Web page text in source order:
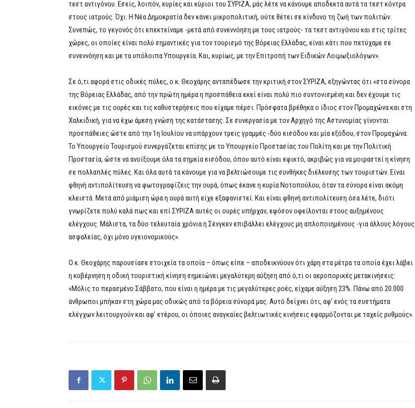
τεστ αντιγόνου. Εσείς, λοιπόν, κυρίες και κύριοι του ΣΥΡΙΖΑ, μάς λέτε να κάνουμε αποδεκτά αυτά τα τεστ κόντρα
στους ιατρούς. Όχι. Η Νέα Δημοκρατία δεν κάνει μικροπολιτική, ούτε θέτει σε κίνδυνο τη ζωή των πολιτών.
Συνεπώς, το γεγονός ότι επεκτείναμε -μετά από συνεννόηση με τους ιατρούς- τα τεστ αντιγόνου και στις τρίτες
χώρες, οι οποίες είναι πολύ σημαντικές για τον τουρισμό της Βόρειας Ελλάδας, είναι κάτι που πετύχαμε σε
συνεννόηση και με τα υπόλοιπα Υπουργεία. Και, κυρίως, με την Επιτροπή των Ειδικών Λοιμωξιολόγων».
Σε ό,τι αφορά στις οδικές πύλες, ο κ. Θεοχάρης ανταπέδωσε την κριτική στον ΣΥΡΙΖΑ, εξηγώντας ότι «στα σύνορα
της Βόρειας Ελλάδας, από την πρώτη ημέρα η προσπάθεια εκεί είναι πολύ πιο συντονισμένη και δεν έχουμε τις
εικόνες με τις ουρές και τις καθυστερήσεις που είχαμε πέρσι. Πρόσφατα βρέθηκα ο ίδιος στον Προμαχώνα και στη
Χαλκιδική, για να έχω άμεση γνώση της κατάστασης. Σε συνεργασία με τον Αρχηγό της Αστυνομίας γίνονται
προσπάθειες ώστε από την 1η Ιουλίου να υπάρχουν τρεις γραμμές -δύο εισόδου και μία εξόδου, στον Προμαχώνα.
Το Υπουργείο Τουρισμού συνεργάζεται επίσης με το Υπουργείο Προστασίας του Πολίτη και με την Πολιτική
Προστασία, ώστε να ανοίξουμε όλα τα σημεία εισόδου, όπου αυτό είναι εφικτό, ακριβώς για να μοιραστεί η κίνηση
σε πολλαπλές πύλες. Και όλα αυτά τα κάνουμε για να βελτιώσουμε τις συνθήκες διέλευσης των τουριστών. Είναι
φθηνή αντιπολίτευση να φωτογραφίζεις την ουρά, όπως έκανε η κυρία Νοτοπούλου, όταν τα σύνορα είναι ακόμη
κλειστά. Μετά από μιάμιση ώρα η ουρά αυτή είχε εξαφανιστεί. Και είναι φθηνή αντιπολίτευση όσα λέτε, διότι
γνωρίζετε πολύ καλά πως και επί ΣΥΡΙΖΑ αυτές οι ουρές υπήρχαν, εφόσον οφείλονται στους αυξημένους
ελέγχους. Μάλιστα, τα δύο τελευταία χρόνια η Σένγκεν επιβάλλει ελέγχους μη απλοποιημένους -για άλλους λόγους
ασφαλείας, όχι μόνο υγειονομικούς».
Ο κ. Θεοχάρης παρουσίασε στοιχεία τα οποία – όπως είπε – αποδεικνύουν ότι χάρη στα μέτρα τα οποία έχει λάβει
η κυβέρνηση η οδική τουριστική κίνηση σημειώνει μεγαλύτερη αύξηση από ό,τι οι αεροπορικές μετακινήσεις:
«Μόλις το περασμένο Σάββατο, που είναι η ημέρα με τις μεγαλύτερες ροές, είχαμε αύξηση 23%. Πάνω από 20.000
άνθρωποι μπήκαν στη χώρα μας οδικώς από τα βόρεια σύνορά μας. Αυτό δείχνει ότι, αφ’ ενός τα συστήματα
ελέγχων λειτουργούν και αφ’ ετέρου, οι όποιες αναγκαίες βελτιωτικές κινήσεις εφαρμόζονται με ταχείς ρυθμούς».